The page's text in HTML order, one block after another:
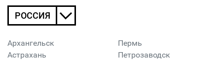
РОССИЯ
Архангельск
Астрахань
Пермь
Петрозаводск